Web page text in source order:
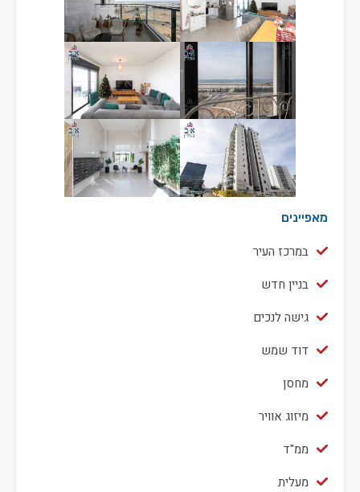
מאפיינים
במרכז העיר
בניין חדש
גישה לנכים
דוד שמש
מחסן
מיזוג אוויר
ממ"ד
מעלית